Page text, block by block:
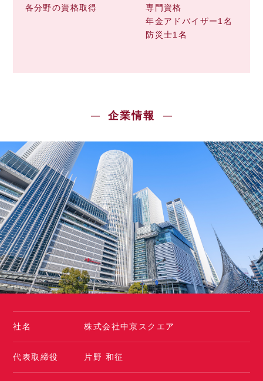
各分野の資格取得 専門資格
年金アドバイザー1名
防災士1名
企業情報
社名 株式会社中京スクエア
代表取締役 片野 和征